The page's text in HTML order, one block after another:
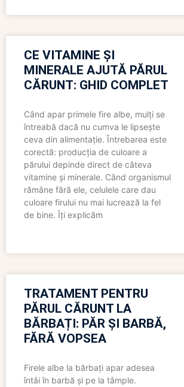
CE VITAMINE ȘI
MINERALE AJUTĂ PĂRUL
CĂRUNT: GHID COMPLET
Când apar primele fire albe, mulți se
întreabă dacă nu cumva le lipsește
ceva din alimentație. Întrebarea este
corectă: producția de culoare a
părului depinde direct de câteva
vitamine și minerale. Când organismul
rămâne fără ele, celulele care dau
culoare firului nu mai lucrează la fel
de bine. Îți explicăm
TRATAMENT PENTRU
PĂRUL CĂRUNT LA
BĂRBAȚI: PĂR ȘI BARBĂ,
FĂRĂ VOPSEA
Firele albe la bărbați apar adesea
întâi în barbă și pe la tâmple.